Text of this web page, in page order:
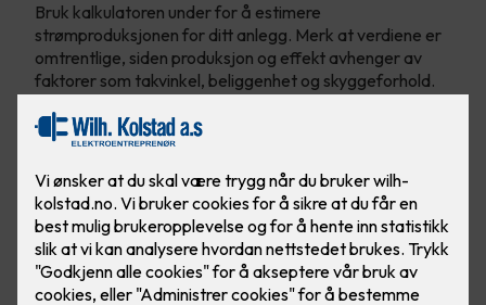
Bruk kalkulatoren under for å estimere
strømproduksjonen for ditt anlegg. Merk at verdiene er
omtrentlige, siden produksjon og effekt avhenger av
faktorer som takvinkel, beliggenhet og skyggeforhold.